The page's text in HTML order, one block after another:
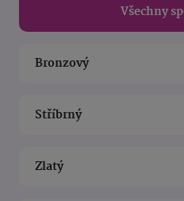
Všechny
Bronzový
Stříbrný
Zlatý